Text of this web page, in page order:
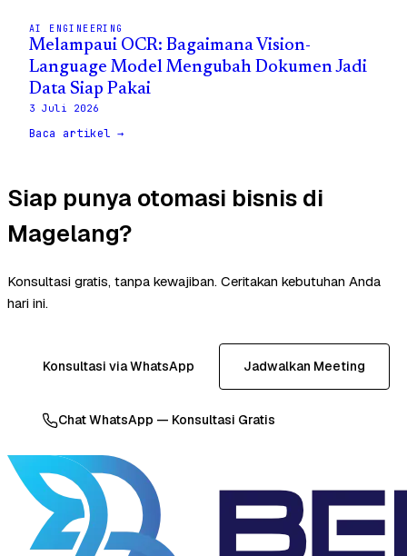
AI ENGINEERING
Melampaui OCR: Bagaimana Vision-
Language Model Mengubah Dokumen Jadi
Data Siap Pakai
3 Juli 2026
Baca artikel →
Siap punya otomasi bisnis di
Magelang?
Konsultasi gratis, tanpa kewajiban. Ceritakan kebutuhan Anda
hari ini.
Konsultasi via WhatsApp Jadwalkan Meeting
Chat WhatsApp — Konsultasi Gratis